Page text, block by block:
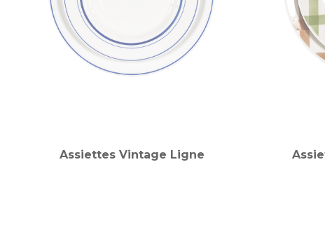
Assiettes Vintage Ligne